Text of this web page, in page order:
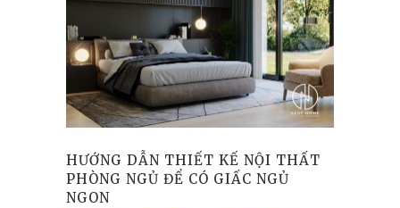
HƯỚNG DẪN THIẾT KẾ NỘI THẤT
PHÒNG NGỦ ĐỂ CÓ GIẤC NGỦ
NGON